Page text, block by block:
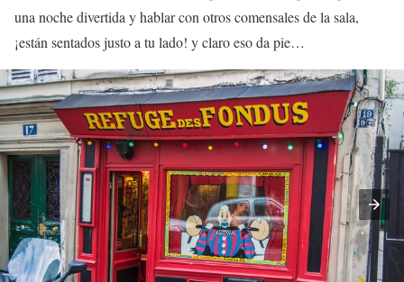
una noche divertida y hablar con otros comensales de la sala,
¡están sentados justo a tu lado! y claro eso da pie…